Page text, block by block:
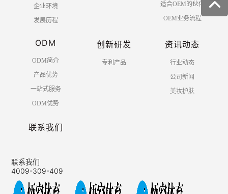
企业环境
发展历程
适合OEM的伙伴
OEM业务流程
ODM
ODM简介
产品优势
一站式服务
ODM优势
创新研发
专利产品
资讯动态
行业动态
公司新闻
美妆护肤
联系我们
联系我们
4009-309-409